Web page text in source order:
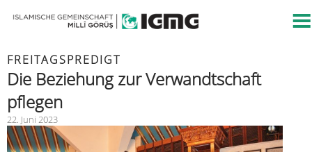
FREITAGSPREDIGT
Die Beziehung zur Verwandtschaft
pflegen
22. Juni 2023